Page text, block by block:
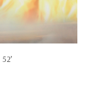
52’